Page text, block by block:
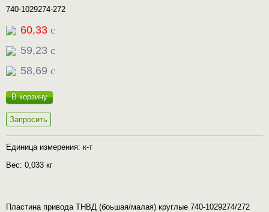
740-1029274-272
60,33 c
59,23 c
58,69 c
В корзину
Запросить
Единица измерения: к-т
Вес: 0,033 кг
Пластина привода ТНВД (боьшая/малая) круглые 740-1029274/272